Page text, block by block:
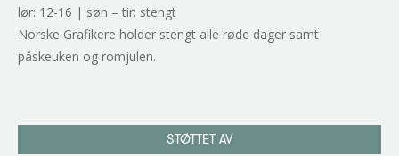
lør: 12-16 | søn – tir: stengt
Norske Grafikere holder stengt alle røde dager samt
påskeuken og romjulen.
STØTTET AV